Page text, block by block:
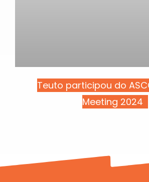
Teuto participou do
Meeting 2024